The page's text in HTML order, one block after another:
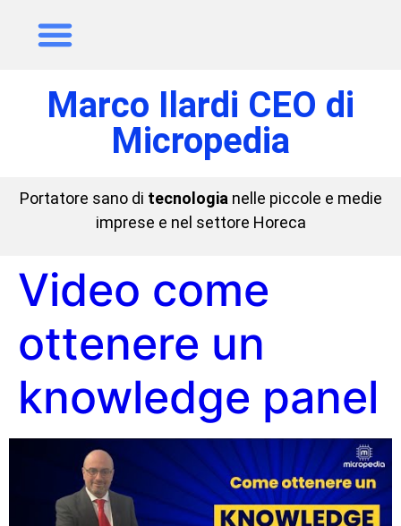
Marco Ilardi CEO di
Micropedia
Portatore sano di tecnologia nelle piccole e medie
imprese e nel settore Horeca
Video come
ottenere un
knowledge panel